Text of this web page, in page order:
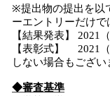
※提出物の提出を以
ーエントリーだけで
【結果発表】 2021
【表彰式】 2021
しない場合もござい
◆審査基準